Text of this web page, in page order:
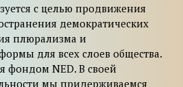
с целью продвижения
демократических
плюрализма и
для всех слоев общества.
фондом NED. В своей
мы придерживаемся